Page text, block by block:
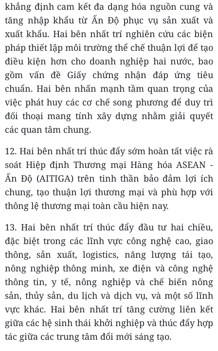
khẳng định cam kết đa dạng hóa nguồn cung và
tăng nhập khẩu từ Ấn Độ phục vụ sản xuất và
xuất khẩu. Hai bên nhất trí nghiên cứu các biện
pháp thiết lập môi trường thể chế thuận lợi để tạo
điều kiện hơn cho doanh nghiệp hai nước, bao
gồm vấn đề Giấy chứng nhận đáp ứng tiêu
chuẩn. Hai bên nhấn mạnh tầm quan trọng của
việc phát huy các cơ chế song phương để duy trì
đối thoại mang tính xây dựng nhằm giải quyết
các quan tâm chung.
12. Hai bên nhất trí thúc đẩy sớm hoàn tất việc rà
soát Hiệp định Thương mại Hàng hóa ASEAN -
Ấn Độ (AITIGA) trên tinh thần bảo đảm lợi ích
chung, tạo thuận lợi thương mại và phù hợp với
thông lệ thương mại toàn cầu hiện nay.
13. Hai bên nhất trí thúc đẩy đầu tư hai chiều,
đặc biệt trong các lĩnh vực công nghệ cao, giao
thông, sản xuất, logistics, năng lượng tái tạo,
nông nghiệp thông minh, xe điện và công nghệ
thông tin, y tế, nông nghiệp và chế biến nông
sản, thủy sản, du lịch và dịch vụ, và một số lĩnh
vực khác. Hai bên nhất trí tăng cường liên kết
giữa các hệ sinh thái khởi nghiệp và thúc đẩy hợp
tác giữa các trung tâm đổi mới sáng tạo.